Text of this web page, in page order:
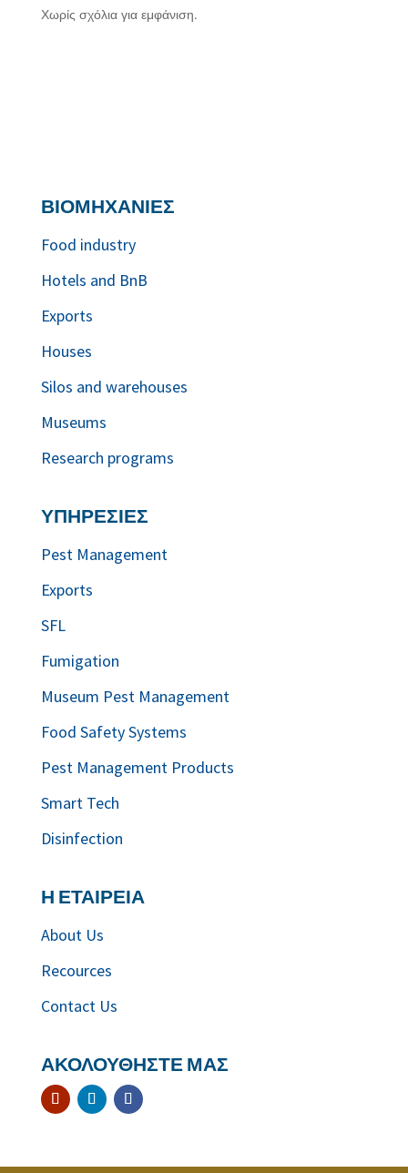
Χωρίς σχόλια για εμφάνιση.
ΒΙΟΜΗΧΑΝΙΕΣ
Food industry
Hotels and BnB
Exports
Houses
Silos and warehouses
Museums
Research programs
ΥΠΗΡΕΣΙΕΣ
Pest Management
Exports
SFL
Fumigation
Museum Pest Management
Food Safety Systems
Pest Management Products
Smart Tech
Disinfection
Η ΕΤΑΙΡΕΙΑ
About Us
Recources
Contact Us
ΑΚΟΛΟΥΘΗΣΤΕ ΜΑΣ